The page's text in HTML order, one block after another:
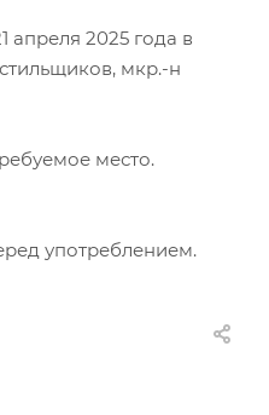
апреля 2025 года в
мкр.-н
место.
употреблением.